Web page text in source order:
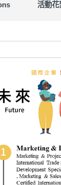
活動